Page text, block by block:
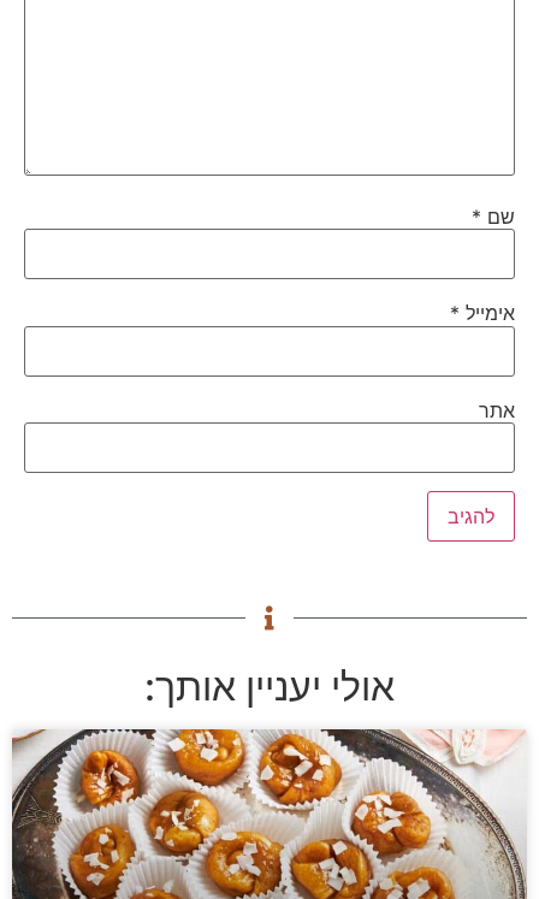
שם*
אימייל*
אתר
אולי יעניין אותך: